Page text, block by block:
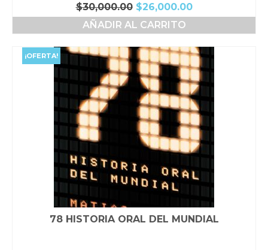
$30,000.00 El
precio
original
$30,000.00.
$26,000.00El
precio
$26,000.00.
AÑADIR AL CARRITO
¡OFERTA!
78 HISTORIA ORAL DEL MUNDIAL